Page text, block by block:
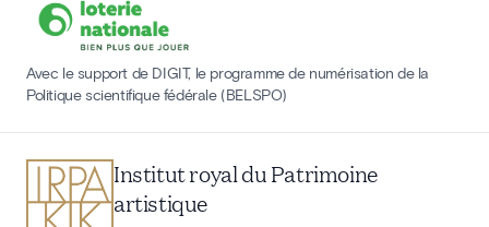
Avec le support de DIGIT, le programme de numérisation de la
Politique scientifique fédérale (BELSPO)
Institut royal du Patrimoine
artistique